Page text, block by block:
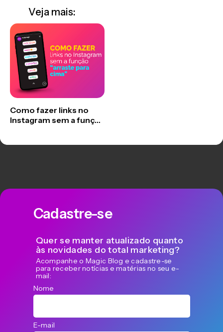
Veja mais:
Como fazer links no
Instagram sem a função
Cadastre-se
Quer se manter atualizado quanto
às novidades do total marketing?
Acompanhe o Magic Blog e cadastre-se
para receber notícias e matérias no seu e-
mail:
Nome
E-mail